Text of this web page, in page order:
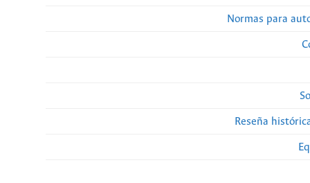
Normas para
Reseña